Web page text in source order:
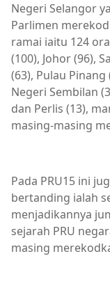
Negeri Selangor
Parlimen
ramai iaitu 124
(100), Johor (96),
(63), Pulau Pinang
Negeri Sembilan
dan Perlis (13),
masing-masing
Pada PRU15 ini
bertanding ialah
menjadikannya
sejarah PRU
masing